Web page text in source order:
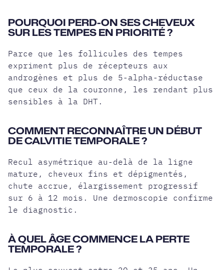
POURQUOI PERD-ON SES CHEVEUX
SUR LES TEMPES EN PRIORITÉ ?
Parce que les follicules des tempes
expriment plus de récepteurs aux
androgènes et plus de 5-alpha-réductase
que ceux de la couronne, les rendant plus
sensibles à la DHT.
COMMENT RECONNAÎTRE UN DÉBUT
DE CALVITIE TEMPORALE ?
Recul asymétrique au-delà de la ligne
mature, cheveux fins et dépigmentés,
chute accrue, élargissement progressif
sur 6 à 12 mois. Une dermoscopie confirme
le diagnostic.
À QUEL ÂGE COMMENCE LA PERTE
TEMPORALE ?